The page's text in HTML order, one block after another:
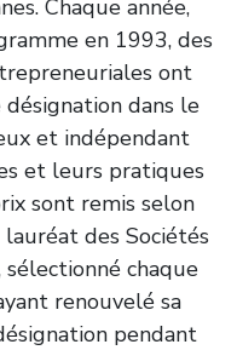
Chaque année,
en 1993, des
ont
dans le
et indépendant
et leurs pratiques
sont remis selon
des Sociétés
sélectionné chaque
renouvelé sa
pendant